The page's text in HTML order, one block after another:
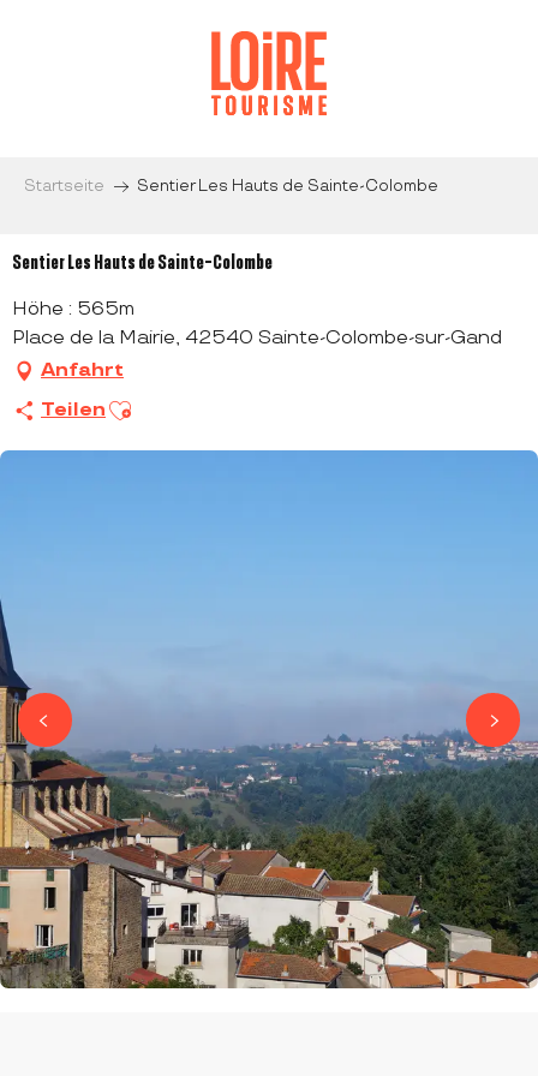
Startseite Sentier Les Hauts de Sainte-Colombe
Sentier Les Hauts de Sainte-Colombe
Höhe : 565m
Place de la Mairie, 42540 Sainte-Colombe-sur-Gand
Anfahrt
Teilen Ajouter aux favoris